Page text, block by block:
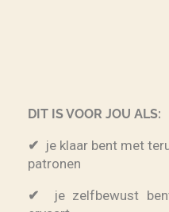
DIT IS VOOR JOU ALS:
✔ je klaar bent met
patronen
✔
je zelfbewust